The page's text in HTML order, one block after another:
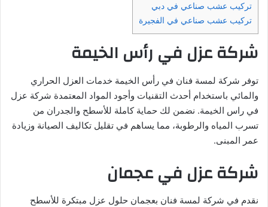
تركيب عشب صناعي في دبي
تركيب عشب صناعي في الفجيرة
شركة عزل في رأس الخيمة
توفر شركة لمسة فنان في رأس الخيمة خدمات العزل الحراري
والمائي باستخدام أحدث التقنيات وأجود المواد المعتمدة شركة عزل
في راس الخيمة. نضمن لك حماية كاملة للأسطح والجدران من
تسرب المياه والرطوبة، مما يساهم في تقليل تكاليف الصيانة وزيادة
عمر المبنى.
شركة عزل في عجمان
نقدم في شركة لمسة فنان بعجمان حلول عزل مبتكرة للأسطح